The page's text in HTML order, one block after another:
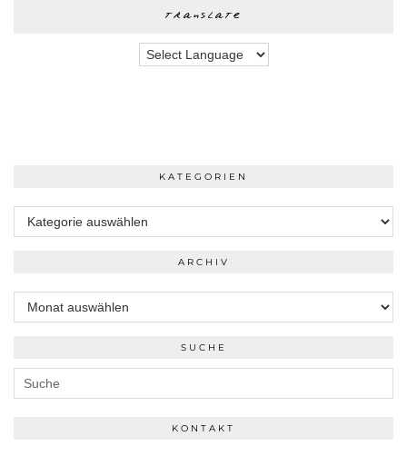
translate
KATEGORIEN
Kategorien
ARCHIV
Archiv
SUCHE
KONTAKT